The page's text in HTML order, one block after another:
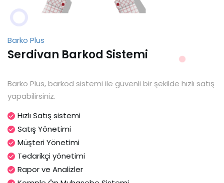
Barko Plus
Serdivan Barkod Sistemi
Barko Plus, barkod sistemi ile güvenli bir şekilde hızlı satış
yapabilirsiniz.
Hızlı Satış sistemi
Satış Yönetimi
Müşteri Yönetimi
Tedarikçi yönetimi
Rapor ve Analizler